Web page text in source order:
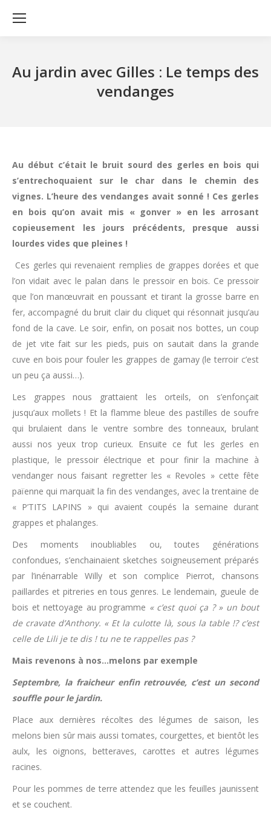
Au jardin avec Gilles : Le temps des
vendanges
Au début c’était le bruit sourd des gerles en bois qui
s’entrechoquaient sur le char dans le chemin des
vignes. L’heure des vendanges avait sonné ! Ces gerles
en bois qu’on avait mis « gonver » en les arrosant
copieusement les jours précédents, presque aussi
lourdes vides que pleines !
Ces gerles qui revenaient remplies de grappes dorées et que
l’on vidait avec le palan dans le pressoir en bois. Ce pressoir
que l’on manœuvrait en poussant et tirant la grosse barre en
fer, accompagné du bruit clair du cliquet qui résonnait jusqu’au
fond de la cave. Le soir, enfin, on posait nos bottes, un coup
de jet vite fait sur les pieds, puis on sautait dans la grande
cuve en bois pour fouler les grappes de gamay (le terroir c’est
un peu ça aussi…).
Les grappes nous grattaient les orteils, on s’enfonçait
jusqu’aux mollets ! Et la flamme bleue des pastilles de soufre
qui brulaient dans le ventre sombre des tonneaux, brulant
aussi nos yeux trop curieux. Ensuite ce fut les gerles en
plastique, le pressoir électrique et pour finir la machine à
vendanger nous faisant regretter les « Revoles » cette fête
païenne qui marquait la fin des vendanges, avec la trentaine de
« P’TITS LAPINS » qui avaient coupés la semaine durant
grappes et phalanges.
Des moments inoubliables ou, toutes générations
confondues, s’enchainaient sketches soigneusement préparés
par l’inénarrable Willy et son complice Pierrot, chansons
paillardes et pitreries en tous genres. Le lendemain, gueule de
bois et nettoyage au programme « c’est quoi ça ? » un bout
de cravate d’Anthony. « Et la culotte là, sous la table !? c’est
celle de Lili je te dis ! tu ne te rappelles pas ?
Mais revenons à nos…melons par exemple
Septembre, la fraicheur enfin retrouvée, c’est un second
souffle pour le jardin.
Place aux dernières récoltes des légumes de saison, les
melons bien sûr mais aussi tomates, courgettes, et bientôt les
aulx, les oignons, betteraves, carottes et autres légumes
racines.
Pour les pommes de terre attendez que les feuilles jaunissent
et se couchent.